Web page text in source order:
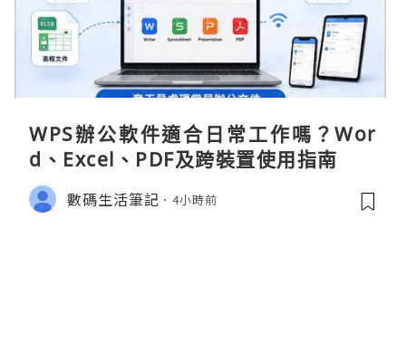
WPS辦公軟件適合日常工作嗎？Wor
d、Excel、PDF及跨裝置使用指南
數碼生活筆記 4小時前